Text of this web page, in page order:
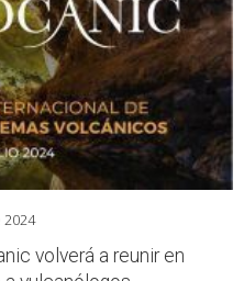
2024
volverá a reunir en